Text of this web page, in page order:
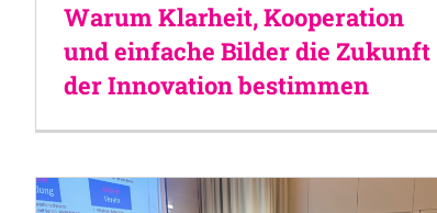
Warum Klarheit, Kooperation
und einfache Bilder die Zukunft
der Innovation bestimmen